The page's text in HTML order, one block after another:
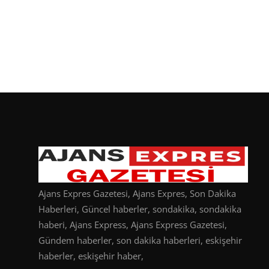
Ajans Expres Gazetesi, Ajans Expres, Son Dakika
Haberleri, Güncel haberler, sondakika, sondakika
haberi, Ajans Express, Ajans Express Gazetesi,
Gündem haberler, son dakika haberleri, eskişehir
haberler, eskişehir haber,